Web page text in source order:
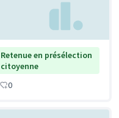
Retenue en présélection
citoyenne
0